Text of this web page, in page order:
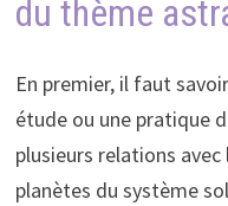
du thème
En premier, il faut
étude ou une pratique
plusieurs relations
planètes du système